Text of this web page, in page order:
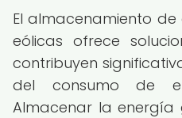
El almacenamiento
eólicas ofrece
contribuyen
del consumo de
Almacenar la